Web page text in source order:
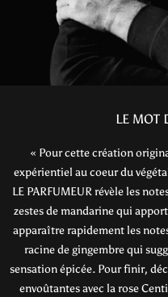
LE MOT
« Pour cette création
expérientiel au coeur du
LE PARFUMEUR révèle les
zestes de mandarine qui
apparaître rapidement les
racine de gingembre qui
sensation épicée. Pour finir,
envoûtantes avec la rose